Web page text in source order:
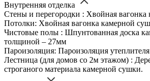
Внутренняя отделка
Стены и перегородки : Хвойная вагонка
Потолки: Хвойная вагонка камерной
Чистовые полы : Шпунтованная доска
толщиной – 27мм
Пароизоляция: Пароизоляция
Лестница (для домов со 2м этажом) :
строганого материала камерной сушки.